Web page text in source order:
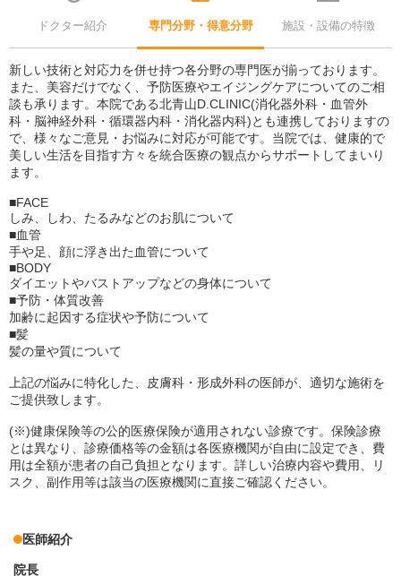
ドクター紹介 専門分野・得意分野 施設・設備の特徴
新しい技術と対応力を併せ持つ各分野の専門医が揃っております。
また、美容だけでなく、予防医療やエイジングケアについてのご相
談も承ります。本院である北青山D.CLINIC(消化器外科・血管外
科・脳神経外科・循環器内科・消化器内科)とも連携しておりますの
で、様々なご意見・お悩みに対応が可能です。当院では、健康的で
美しい生活を目指す方々を統合医療の観点からサポートしてまいり
ます。
■FACE
しみ、しわ、たるみなどのお肌について
■血管
手や足、顔に浮き出た血管について
■BODY
ダイエットやバストアップなどの身体について
■予防・体質改善
加齢に起因する症状や予防について
■髪
髪の量や質について
上記の悩みに特化した、皮膚科・形成外科の医師が、適切な施術を
ご提供致します。
(※)健康保険等の公的医療保険が適用されない診療です。保険診療
とは異なり、診療価格等の金額は各医療機関が自由に設定でき、費
用は全額が患者の自己負担となります。詳しい治療内容や費用、リ
スク、副作用等は該当の医療機関に直接ご確認ください。
医師紹介
院長